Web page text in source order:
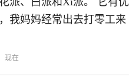
我妈妈经常出去打零工来
现在